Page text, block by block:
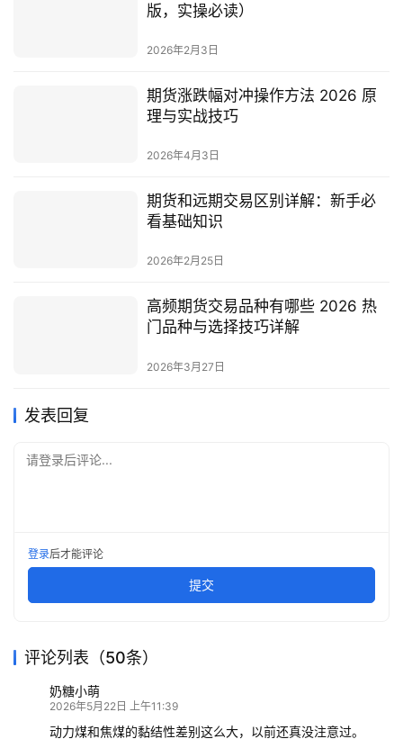
版，实操必读）
2026年2月3日
期货涨跌幅对冲操作方法 2026 原
理与实战技巧
2026年4月3日
期货和远期交易区别详解：新手必
看基础知识
2026年2月25日
高频期货交易品种有哪些 2026 热
门品种与选择技巧详解
2026年3月27日
发表回复
请登录后评论...
登录后才能评论
提交
评论列表（50条）
奶糖小萌
2026年5月22日 上午11:39
动力煤和焦煤的黏结性差别这么大，以前还真没注意过。